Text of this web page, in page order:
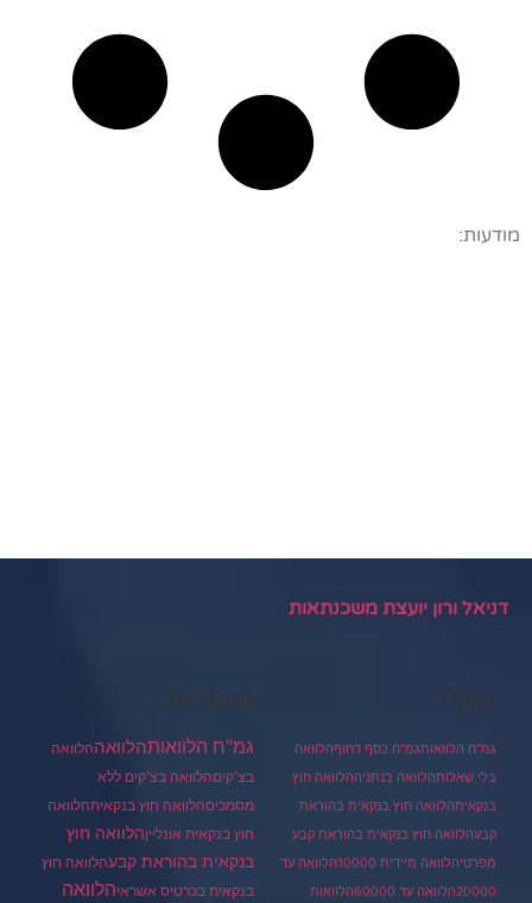
מודעות:
דניאל ורון יועצת משכנתאות
תגיות
גמ"ח הלוואותגמ"ח כסף דחוףהלוואה
בלי שאלותהלוואה בנתניההלוואה חוץ
בנקאיתהלוואה חוץ בנקאית בהוראת
קבעהלוואה חוץ בנקאית בהוראת קבע
מפרטיהלוואה מיידית 10000
הלוואה עד
20000הלוואה עד 60000
הלוואות
קטגוריות
גמ"ח הלוואותהלוואההלוואה
בצ'קיםהלוואה בצ'קים ללא
מסמכיםהלוואה חוץ בנקאיתהלוואה
חוץ בנקאית אונלייןהלוואה חוץ
בנקאית בהוראת קבעהלוואה חוץ
בנקאית בכרטיס אשראיהלוואה